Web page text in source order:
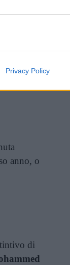
Privacy Policy
ci
per
cui
anno, o
di